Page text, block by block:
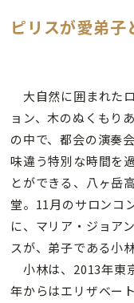
ピリスが愛弟子
大自然に囲まれた
ョン、木のぬくもり
の中で、都会の演奏
味違う特別な時間を
とができる、八ヶ岳
堂。11月のサロンコ
に、マリア・ジョア
スが、弟子である小
小林は、2013年東
年からはエリザベー